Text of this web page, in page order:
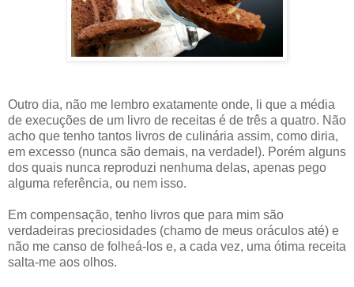
Outro dia, não me lembro exatamente onde, li que a média
de execuções de um livro de receitas é de três a quatro. Não
acho que tenho tantos livros de culinária assim, como diria,
em excesso (nunca são demais, na verdade!). Porém alguns
dos quais nunca reproduzi nenhuma delas, apenas pego
alguma referência, ou nem isso.
Em compensação, tenho livros que para mim são
verdadeiras preciosidades (chamo de meus oráculos até) e
não me canso de folheá-los e, a cada vez, uma ótima receita
salta-me aos olhos.